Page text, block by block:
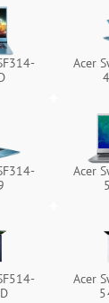
Acer
Acer
Acer